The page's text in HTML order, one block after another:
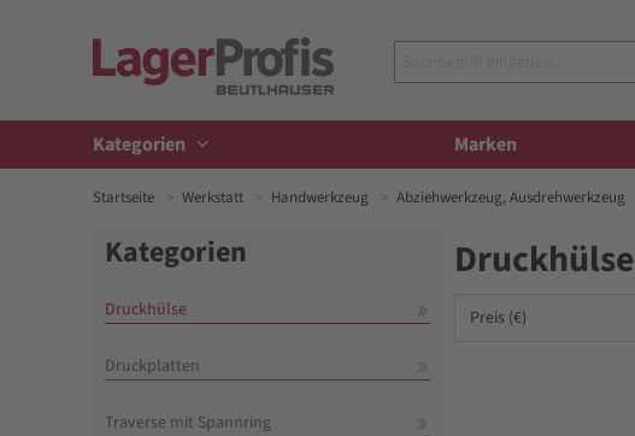
Kategorien Marken
Startseite Werkstatt Handwerkzeug Abziehwerkzeug, Ausdrehwerkzeug
Kategorien
Druckhülse
Druckplatten
Traverse mit Spannring
Druckhülse
Preis (€)